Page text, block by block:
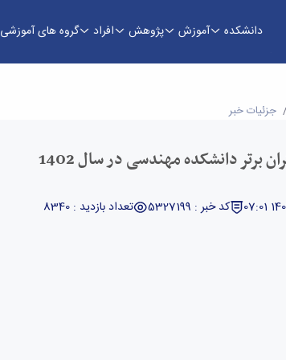
دانشکده آموزش پژوهش افراد گروه های آموزشی
و مهندسی
جزئیات خبر
برتر دانشکده مهندسی در سال 1402
کد خبر : 5327199 تعداد بازدید : 8340